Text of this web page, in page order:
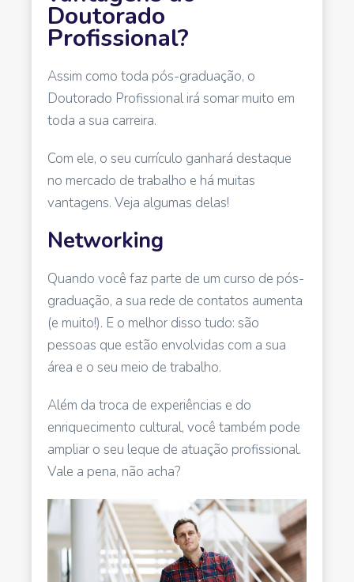
Doutorado
Profissional?
Assim como toda pós-graduação, o
Doutorado Profissional irá somar muito em
toda a sua carreira.
Com ele, o seu currículo ganhará destaque
no mercado de trabalho e há muitas
vantagens. Veja algumas delas!
Networking
Quando você faz parte de um curso de pós-
graduação, a sua rede de contatos aumenta
(e muito!). E o melhor disso tudo: são
pessoas que estão envolvidas com a sua
área e o seu meio de trabalho.
Além da troca de experiências e do
enriquecimento cultural, você também pode
ampliar o seu leque de atuação profissional.
Vale a pena, não acha?